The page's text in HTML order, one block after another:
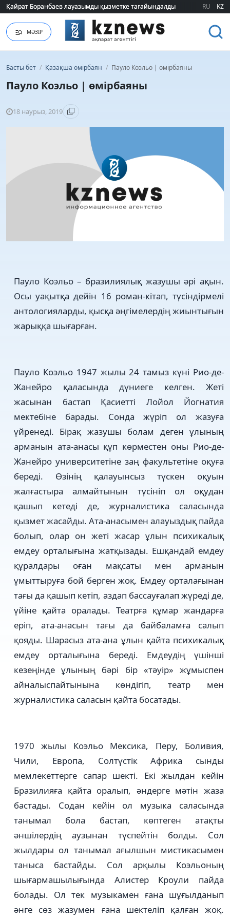
Қайрат Боранбаев лауазымды қызметке тағайындалды
Қайрат Боранбаев лауазымды қызметке тағайындалды RU KZ
МӘЗІР
Басты бет / Қазақша өмірбаян / Пауло Коэльо | өмірбаяны
Пауло Коэльо | өмірбаяны
18 наурыз, 2019
Пауло Коэльо – бразилиялық жазушы әрі ақын.
Осы уақытқа дейін 16 роман-кітап, түсіндірмелі
антологияларды, қысқа әңгімелердің жиынтығын
жарыққа шығарған.
Пауло Коэльо 1947 жылы 24 тамыз күні Рио-де-
Жанейро қаласында дүниеге келген. Жеті
жасынан бастап Қасиетті Лойол Йогнатия
мектебіне барады. Сонда жүріп ол жазуға
үйренеді. Бірақ жазушы болам деген ұлының
арманын ата-анасы құп көрместен оны Рио-де-
Жанейро университетіне заң факультетіне оқуға
береді. Өзінің қалауынсыз түскен оқуын
жалғастыра алмайтынын түсініп ол оқудан
қашып кетеді де, журналистика саласында
қызмет жасайды. Ата-анасымен алауыздық пайда
болып, олар он жеті жасар ұлын психикалық
емдеу орталығына жатқызады. Ешқандай емдеу
құралдары оған мақсаты мен арманын
ұмыттыруға бой берген жоқ. Емдеу орталағынан
тағы да қашып кетіп, аздап бассауғалап жүреді де,
үйіне қайта оралады. Театрға құмар жандарға
еріп, ата-анасын тағы да байбаламға салып
қояды. Шарасыз ата-ана ұлын қайта психикалық
емдеу орталығына береді. Емдеудің үшінші
кезеңінде ұлының бәрі бір «тәуір» жұмыспен
айналыспайтынына көндігіп, театр мен
журналистика саласын қайта босатады.
1970 жылы Коэльо Мексика, Перу, Боливия,
Чили, Европа, Солтүстік Африка сынды
мемлекеттерге сапар шекті. Екі жылдан кейін
Бразилияға қайта оралып, әндерге мәтін жаза
бастады. Содан кейін ол музыка саласында
танымал бола бастап, көптеген атақты
әншілердің аузынан түспейтін болды. Сол
жылдары ол танымал ағылшын мистикасымен
таныса бастайды. Сол арқылы Коэльоның
шығармашылығында Алистер Кроули пайда
болады. Ол тек музыкамен ғана шұғылданып
әнге сөз жазумен ғана шектеліп қалған жоқ.